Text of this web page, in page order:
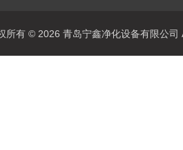
所有 © 2026 青岛宁鑫净化设备有限